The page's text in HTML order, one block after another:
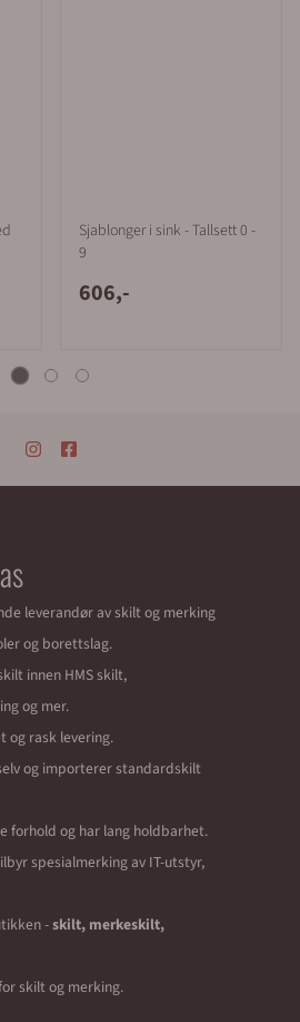
Sjablonger i sink - Tallsett 0 -
9
606,-
leverandør av skilt og merking
og borettslag.
innen HMS skilt,
og mer.
og rask levering.
og importerer standardskilt
forhold og har lang holdbarhet.
spesialmerking av IT-utstyr,
-skilt, merkeskilt,
skilt og merking.